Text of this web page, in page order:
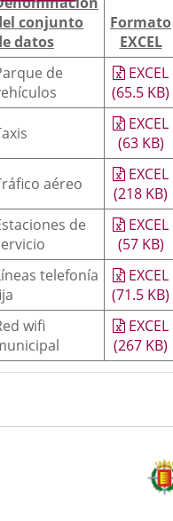
conjunto
datos
Formato
EXCEL
de
EXCEL
(65.5 KB)
EXCEL
(63 KB)
aéreo
EXCEL
(218 KB)
de
EXCEL
(57 KB)
telefonía
EXCEL
(71.5 KB)
wifi
EXCEL
(267 KB)